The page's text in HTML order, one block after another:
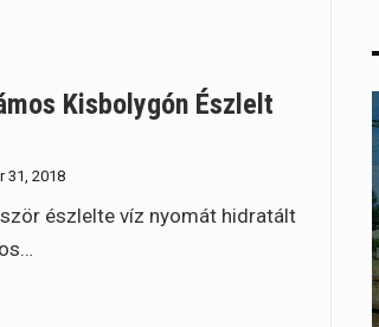
Kisbolygón Észlelt
31, 2018
észlelte víz nyomát hidratált